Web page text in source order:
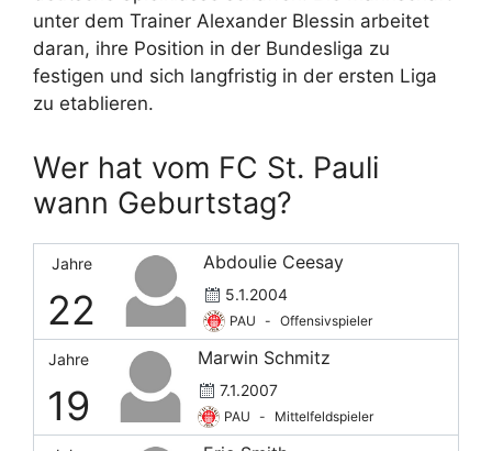
unter dem Trainer Alexander Blessin arbeitet
daran, ihre Position in der Bundesliga zu
festigen und sich langfristig in der ersten Liga
zu etablieren.
Wer hat vom FC St. Pauli
wann Geburtstag?
Jahre
22
Abdoulie Ceesay
5.1.2004
PAU - Offensivspieler
Jahre
19
Marwin Schmitz
7.1.2007
PAU - Mittelfeldspieler